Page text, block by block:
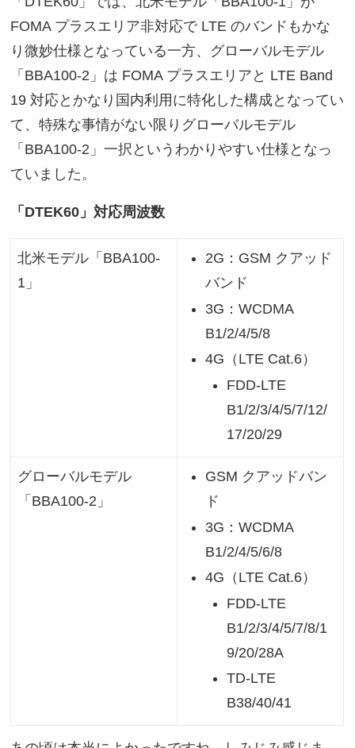
FOMA プラスエリア非対応で LTE のバンドもかな
り微妙仕様となっている一方、グローバルモデル
「BBA100-2」は FOMA プラスエリアと LTE Band
19 対応とかなり国内利用に特化した構成となってい
て、特殊な事情がない限りグローバルモデル
「BBA100-2」一択というわかりやすい仕様となっ
ていました。
「DTEK60」対応周波数
北米モデル「BBA100-
1」
2G：GSM クアッド
バンド
3G：WCDMA
B1/2/4/5/8
4G（LTE Cat.6）
FDD-LTE
B1/2/3/4/5/7/12/
17/20/29
グローバルモデル
「BBA100-2」
GSM クアッドバン
ド
3G：WCDMA
B1/2/4/5/6/8
4G（LTE Cat.6）
FDD-LTE
B1/2/3/4/5/7/8/1
9/20/28A
TD-LTE
B38/40/41